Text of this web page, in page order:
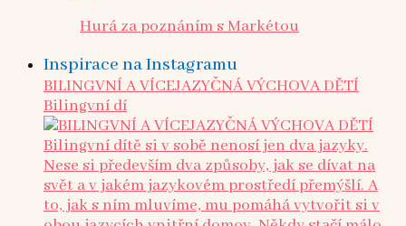
Hurá za poznáním s Markétou
Inspirace na Instagramu
BILINGVNÍ A VÍCEJAZYČNÁ VÝCHOVA DĚTÍ
Bilingvní dí